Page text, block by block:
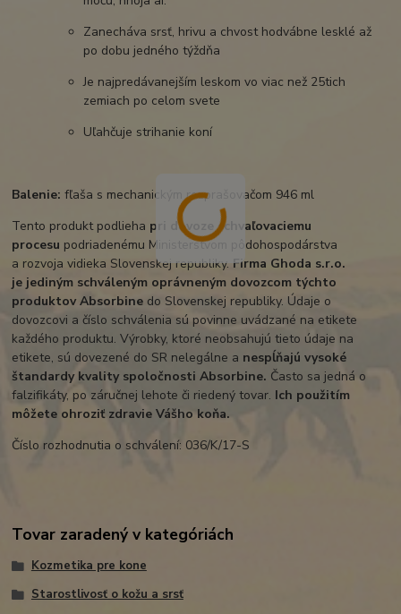
Zanecháva srsť, hrivu a chvost hodvábne lesklé až
po dobu jedného týždňa
Je najpredávanejším leskom vo viac než 25tich
zemiach po celom svete
Uľahčuje strihanie koní
Balenie: fľaša s mechanickým rozprašovačom 946 ml
Tento produkt podlieha pri dovoze schvaľovaciemu
procesu podriadenému Ministerstvom pôdohospodárstva
a rozvoja vidieka Slovenskej republiky. Firma Ghoda s.r.o.
je jediným schváleným oprávneným dovozcom týchto
produktov Absorbine do Slovenskej republiky. Údaje o
dovozcovi a číslo schválenia sú povinne uvádzané na etikete
každého produktu. Výrobky, ktoré neobsahujú tieto údaje na
etikete, sú dovezené do SR nelegálne a nespĺňajú vysoké
štandardy kvality spoločnosti Absorbine. Často sa jedná o
falzifikáty, po záručnej lehote či riedený tovar. Ich použitím
môžete ohroziť zdravie Vášho koňa.
Číslo rozhodnutia o schválení: 036/K/17-S
Tovar zaradený v kategóriách
Kozmetika pre kone
Starostlivosť o kožu a srsť